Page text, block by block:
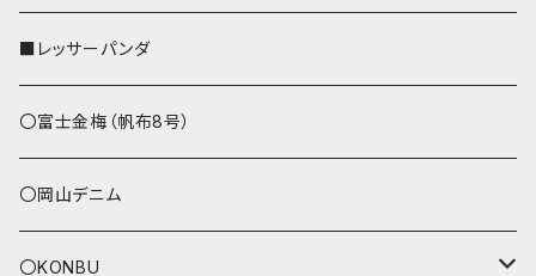
ストラップ付
L字ファスナー財布
その他
■レッサーパンダ
〇富士金梅（帆布8号）
〇岡山デニム
〇KONBU